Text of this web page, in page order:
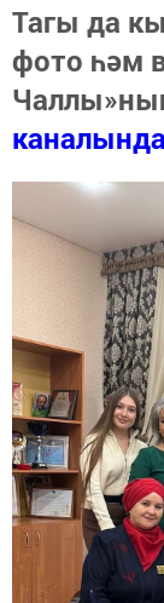
Тагы да
фото һәм
каналында